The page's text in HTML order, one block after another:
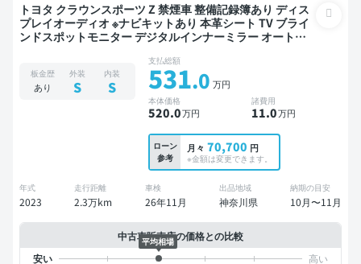
トヨタ クラウンスポーツ Z 禁煙車 整備記録簿あり ディス
プレイオーディオ ※ナビキットあり 本革シート TV ブライ
ンドスポットモニター デジタルインナーミラー オートク
全方位カメラ ドライブレコーダー フルエアロ 衝突軽減
板金歴
あり
外装
S
内装
S
支払総額
531.0 万円
本体価格
520.0万円
諸費用
11.0万円
ローン
参考
月々 70,700 円
※金額は変更できます。
年式
2023
走行距離
2.3万km
車検
26年11月
出品地域
神奈川県
納期の目安
10月〜11月
中古車販売店の価格との比較
平均相場